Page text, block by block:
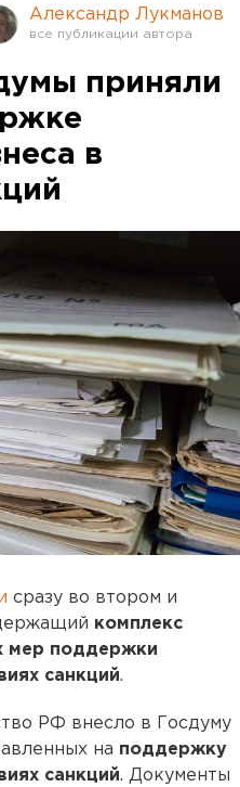
Александр Лукманов
приняли
в
сразу во втором и
комплекс
мер поддержки
санкций.
РФ внесло в Госдуму
на поддержку
санкций. Документы